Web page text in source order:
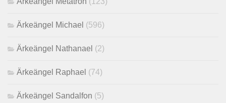
Ärkeängel Michael (596)
Ärkeängel Nathanael (2)
Ärkeängel Raphael (74)
Ärkeängel Sandalfon (5)